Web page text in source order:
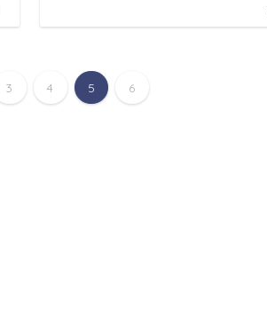
3 4 5 6